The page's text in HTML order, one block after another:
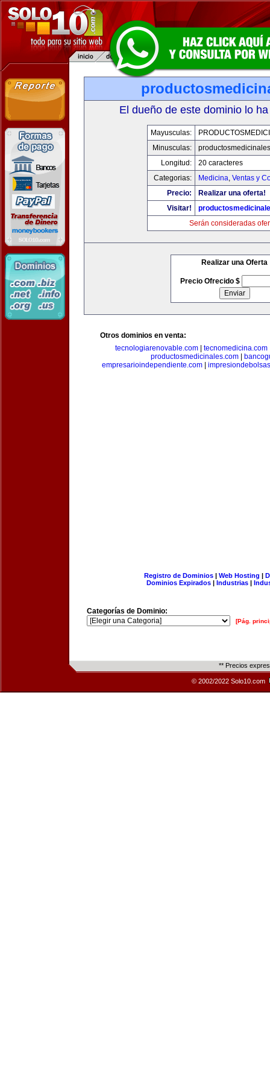
El dueño de este dominio lo
Mayusculas:
Minusculas:
Longitud:
20 caracteres
Categorias:
Medicina, Ventas y
Precio:
Realizar una oferta!
Visitar!
Serán consideradas
Realizar una Oferta
Precio Ofrecido $
Otros dominios en venta:
tecnologiarenovable.com
tecnomedicina.com
productosmedicinales.com|
empresarioindependiente.com
Registro de Dominios| Web Hosting |
Dominios Expirados | Industrias |
Categorías de Dominio:
[Pág.
** Precios
© 2002/2022 Solo10.com